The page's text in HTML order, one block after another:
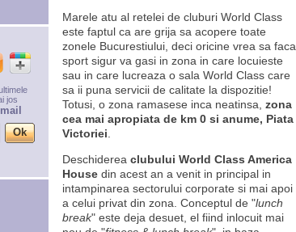
Marele atu al retelei de cluburi World Class
este faptul ca are grija sa acopere toate
zonele Bucurestiului, deci oricine vrea sa faca
sport sigur va gasi in zona in care locuieste
sau in care lucreaza o sala World Class care
sa ii puna servicii de calitate la dispozitie!
Totusi, o zona ramasese inca neatinsa, zona
cea mai apropiata de km 0 si anume, Piata
Victoriei
Deschiderea clubului World Class America
Housedin acest an a venit in principal in
intampinarea sectorului corporate si mai apoi
a celui privat din zona. Conceptul de "lunch
break" este deja desuet, el fiind inlocuit mai
jos